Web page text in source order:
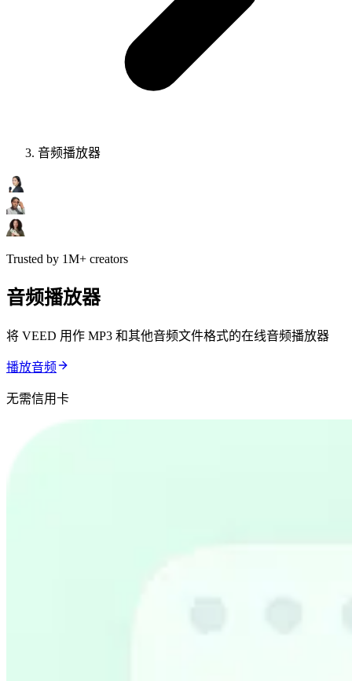
音频播放器
Trusted by 1M+ creators
音频播放器
将 VEED 用作 MP3 和其他音频文件格式的在线音频播放器
播放音频
无需信用卡